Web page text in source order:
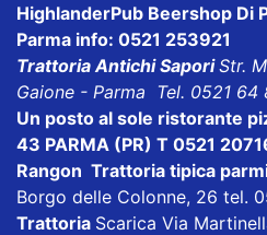
HighlanderPub Beershop Di
Parma info: 0521 253921
Trattoria Antichi SaporiStr.
Gaione - Parma Tel. 0521 64
Un posto al sole ristorante
43 PARMA (PR) T 0521
Rangon Trattoria tipica
Borgo delle Colonne, 26 tel.
Trattoria Scarica Via